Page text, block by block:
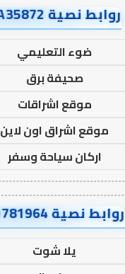
روابط نصية AA35872
ضوء التعليمي
صحيفة برق
موقع اشراقات
موقع اشراق اون لاين
اركان سياحة وسفر
روابط نصية FD781964
يلا شوت